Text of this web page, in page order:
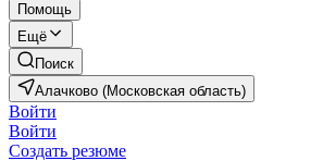
Помощь
Ещё
Поиск
Алачково (Московская область)
Войти
Войти
Создать резюме